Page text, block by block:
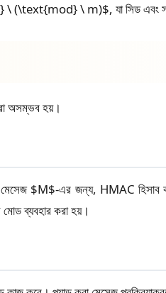
\ m)$, যা সিড এবং
অসম্ভব হয়।
এবং মেসেজ $M$-এর জন্য, HMAC
ব্যবহার করা হয়।